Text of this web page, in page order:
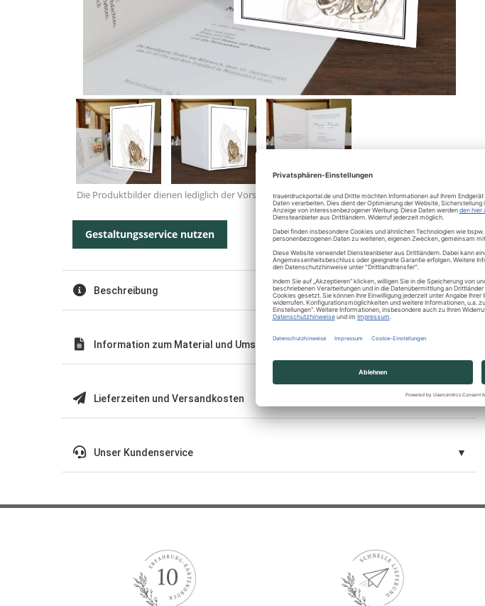
Die Produktbilder dienen lediglich der Vorschau.
Gestaltungsservice nutzen
Beschreibung
Information zum Material und Umschläge
Lieferzeiten und Versandkosten
Unser Kundenservice